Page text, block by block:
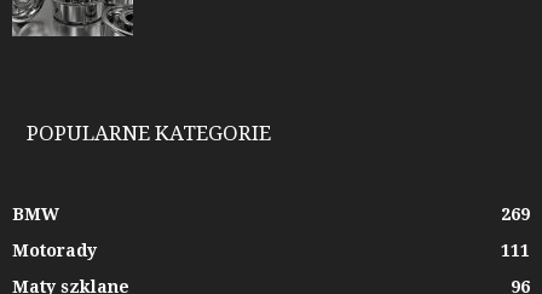
POPULARNE KATEGORIE
BMW
269
Motorady
111
Maty szklane
96